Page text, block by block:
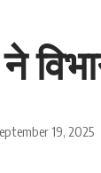
19, 2025